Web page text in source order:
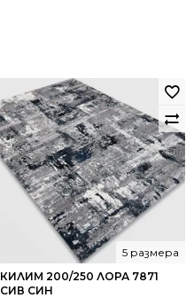
КИЛИМ 200/250 ЛОРА 7871
СИВ СИН
5 размера